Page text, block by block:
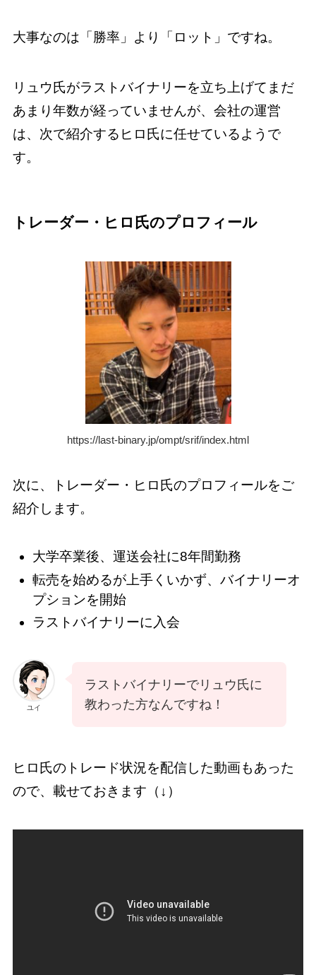
大事なのは「勝率」より「ロット」ですね。
リュウ氏がラストバイナリーを立ち上げてまだ
あまり年数が経っていませんが、会社の運営
は、次で紹介するヒロ氏に任せているようで
す。
トレーダー・ヒロ氏のプロフィール
https://last-binary.jp/ompt/srif/index.html
次に、トレーダー・ヒロ氏のプロフィールをご
紹介します。
大学卒業後、運送会社に8年間勤務
転売を始めるが上手くいかず、バイナリーオ
プションを開始
ラストバイナリーに入会
ユイ
ラストバイナリーでリュウ氏に
教わった方なんですね！
ヒロ氏のトレード状況を配信した動画もあった
ので、載せておきます（↓）